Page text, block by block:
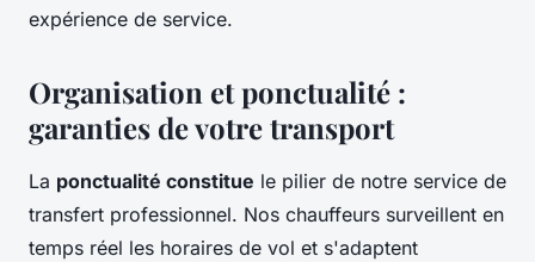
expérience de service.
Organisation et ponctualité :
garanties de votre transport
La ponctualité constitue le pilier de notre service de
transfert professionnel. Nos chauffeurs surveillent en
temps réel les horaires de vol et s'adaptent